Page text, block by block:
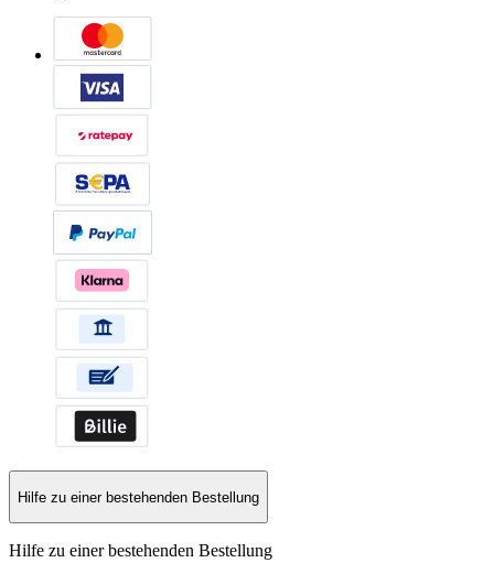
Hilfe zu einer bestehenden Bestellung
Hilfe zu einer bestehenden Bestellung